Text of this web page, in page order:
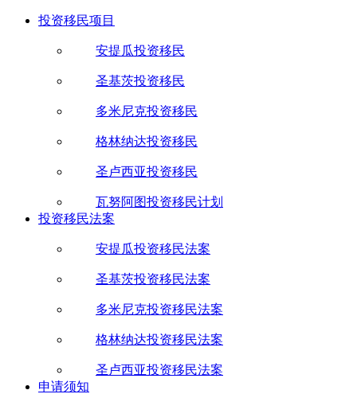
投资移民项目
安提瓜投资移民
圣基茨投资移民
多米尼克投资移民
格林纳达投资移民
圣卢西亚投资移民
瓦努阿图投资移民计划
投资移民法案
安提瓜投资移民法案
圣基茨投资移民法案
多米尼克投资移民法案
格林纳达投资移民法案
圣卢西亚投资移民法案
申请须知